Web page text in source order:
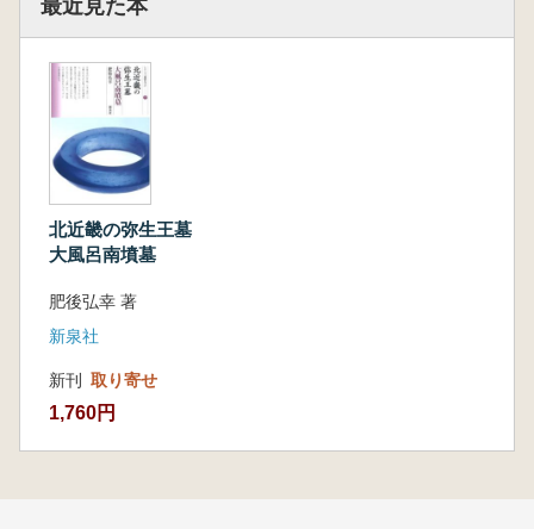
最近見た本
北近畿の弥生王墓
大風呂南墳墓
肥後弘幸 著
新泉社
新刊 取り寄せ
1,760円